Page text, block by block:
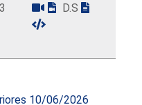
D.S
10/06/2026